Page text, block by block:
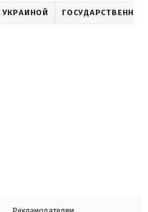
ГОСУДАРСТВЕННАЯ